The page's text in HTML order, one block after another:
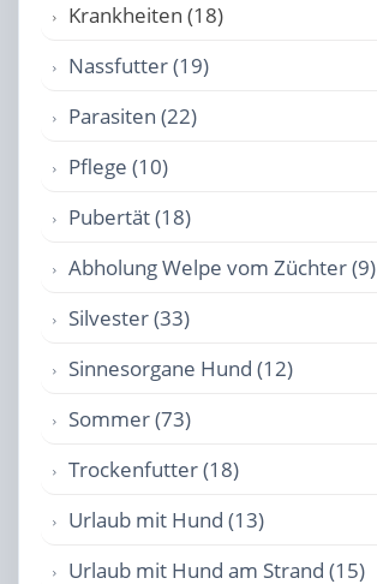
Krankheiten (18)
Nassfutter (19)
Parasiten (22)
Pflege (10)
Pubertät (18)
Abholung Welpe vom Züchter (9)
Silvester (33)
Sinnesorgane Hund (12)
Sommer (73)
Trockenfutter (18)
Urlaub mit Hund (13)
Urlaub mit Hund am Strand (15)